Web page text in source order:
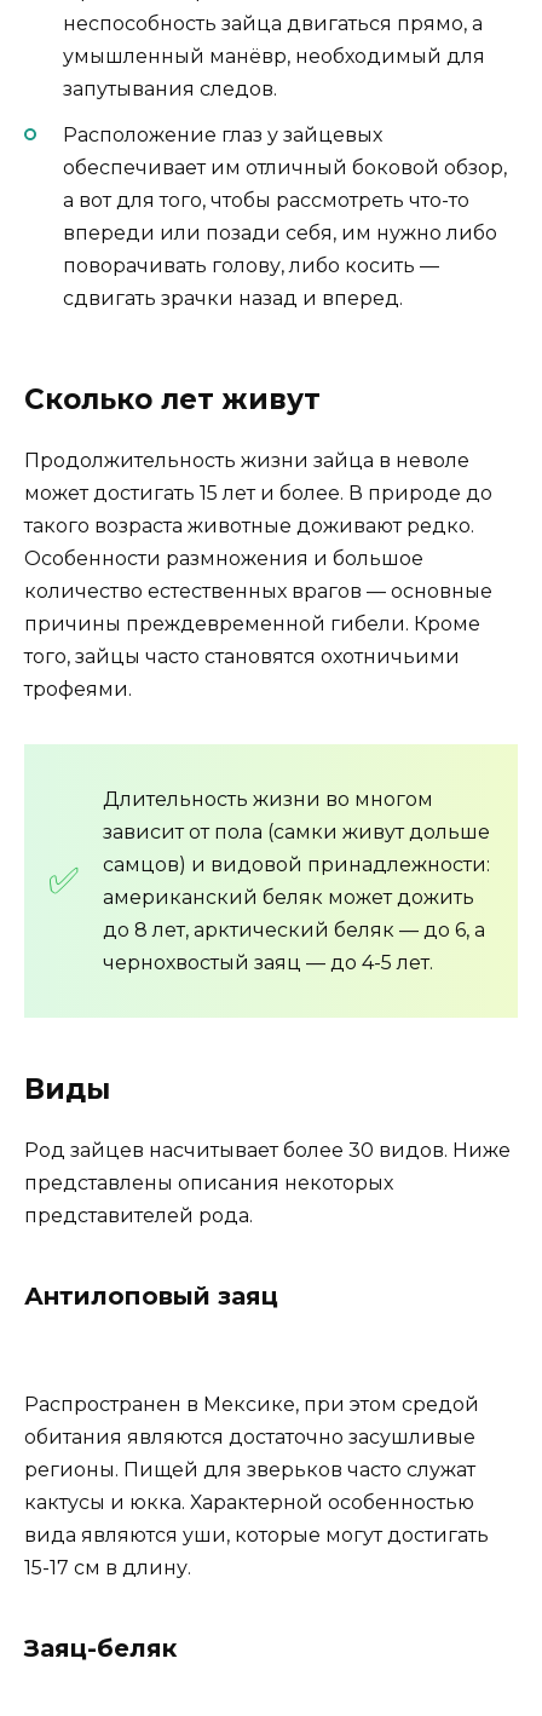
неспособность зайца двигаться прямо, а
умышленный манёвр, необходимый для
запутывания следов.
Расположение глаз у зайцевых
обеспечивает им отличный боковой обзор,
а вот для того, чтобы рассмотреть что-то
впереди или позади себя, им нужно либо
поворачивать голову, либо косить —
сдвигать зрачки назад и вперед.
Сколько лет живут
Продолжительность жизни зайца в неволе
может достигать 15 лет и более. В природе до
такого возраста животные доживают редко.
Особенности размножения и большое
количество естественных врагов — основные
причины преждевременной гибели. Кроме
того, зайцы часто становятся охотничьими
трофеями.
Длительность жизни во многом
зависит от пола (самки живут дольше
самцов) и видовой принадлежности:
американский беляк может дожить
до 8 лет, арктический беляк — до 6, а
чернохвостый заяц — до 4-5 лет.
Виды
Род зайцев насчитывает более 30 видов. Ниже
представлены описания некоторых
представителей рода.
Антилоповый заяц
Распространен в Мексике, при этом средой
обитания являются достаточно засушливые
регионы. Пищей для зверьков часто служат
кактусы и юкка. Характерной особенностью
вида являются уши, которые могут достигать
15-17 см в длину.
Заяц-беляк